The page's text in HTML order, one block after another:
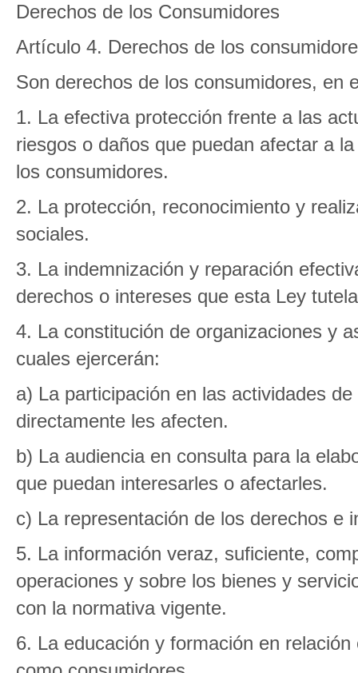
Derechos de los Consumidores
Artículo 4. Derechos de los
Son derechos de los consumidores, en
1. La efectiva protección frente a las
riesgos o daños que puedan afectar a
los consumidores.
2. La protección, reconocimiento y
sociales.
3. La indemnización y reparación
derechos o intereses que esta Ley
4. La constitución de organizaciones y
cuales ejercerán:
a) La participación en las actividades
directamente les afecten.
b) La audiencia en consulta para la
que puedan interesarles o afectarles.
c) La representación de los derechos e
5. La información veraz, suficiente,
operaciones y sobre los bienes y
con la normativa vigente.
6. La educación y formación en